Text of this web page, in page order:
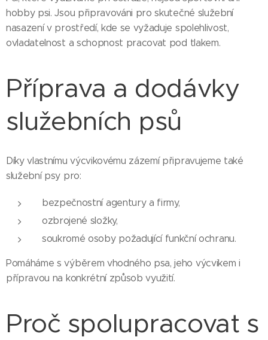
hobby psi. Jsou připravováni pro skutečné služební
nasazení v prostředí, kde se vyžaduje spolehlivost,
ovladatelnost a schopnost pracovat pod tlakem.
Příprava a dodávky
služebních psů
Díky vlastnímu výcvikovému zázemí připravujeme také
služební psy pro:
bezpečnostní agentury a firmy,
ozbrojené složky,
soukromé osoby požadující funkční ochranu.
Pomáháme s výběrem vhodného psa, jeho výcvikem i
přípravou na konkrétní způsob využití.
Proč spolupracovat s